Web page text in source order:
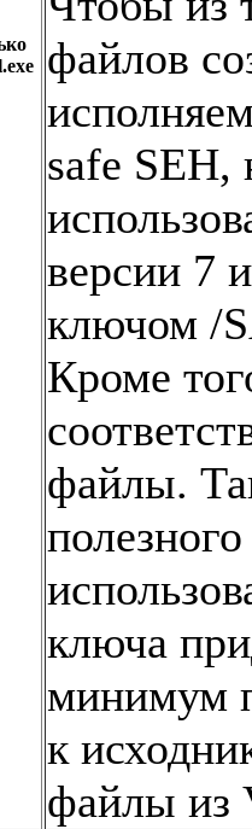
файлов
safe SEH,
версии 7
ключом /
Кроме
файлы.
полезного
ключа
минимум
к
файлы из